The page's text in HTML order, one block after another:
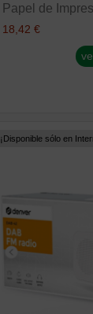
Papel de
18,42 €
¡Disponible sólo en